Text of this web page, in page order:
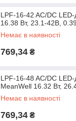
LPF-16-42 AC/DC
16.38 Вт, 23.1-42В,
Немає в наявності
769,34 ₴
LPF-16-48 AC/DC
MeanWell 16.32 Вт,
Немає в наявності
769,34 ₴